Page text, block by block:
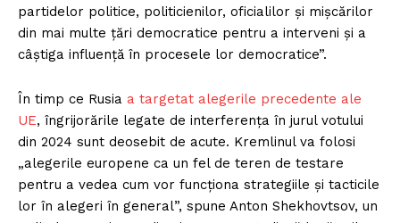
partidelor politice, politicienilor, oficialilor și mișcărilor
din mai multe țări democratice pentru a interveni și a
câștiga influență în procesele lor democratice”.
În timp ce Rusia a targetat alegerile precedente ale
UE, îngrijorările legate de interferența în jurul votului
din 2024 sunt deosebit de acute. Kremlinul va folosi
„alegerile europene ca un fel de teren de testare
pentru a vedea cum vor funcționa strategiile și tacticile
lor în alegeri în general”, spune Anton Shekhovtsov, un